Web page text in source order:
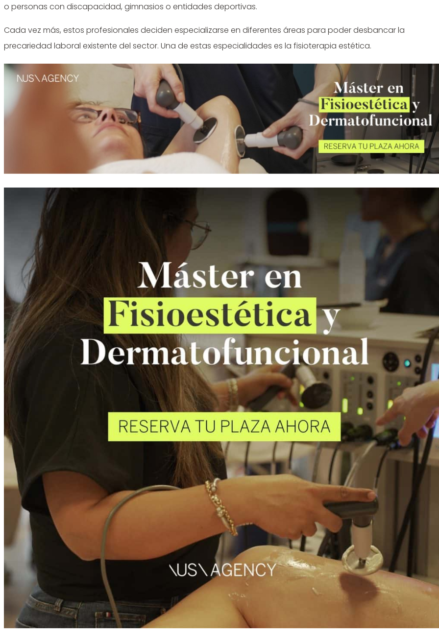
o personas con discapacidad, gimnasios o entidades deportivas.
Cada vez más, estos profesionales deciden especializarse en diferentes áreas para poder desbancar la
precariedad laboral existente del sector. Una de estas especialidades es la fisioterapia estética.